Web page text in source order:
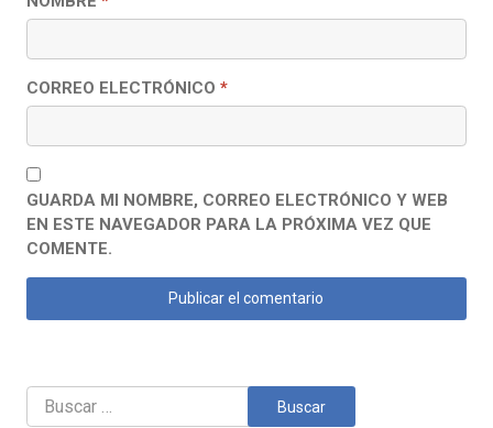
CORREO ELECTRÓNICO *
GUARDA MI NOMBRE, CORREO ELECTRÓNICO Y WEB
EN ESTE NAVEGADOR PARA LA PRÓXIMA VEZ QUE
COMENTE.
Buscar: